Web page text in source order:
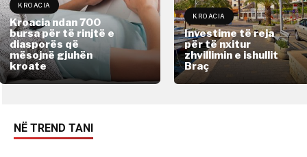
KROACIA
Kroacia ndan 700
bursa për të rinjtë e
diasporës që
mësojnë gjuhën
kroate
KROACIA
Investime të reja
për të nxitur
zhvillimin e ishullit
Braç
NË TREND TANI